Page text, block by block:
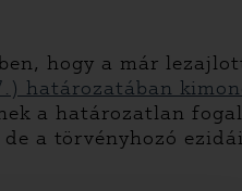
hogy a már
határozatában
a határozatlan
de a törvényhozó